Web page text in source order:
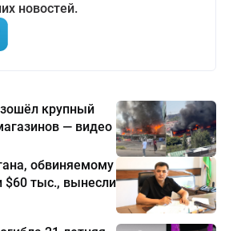
новостей.
крупный
— видео
обвиняемому
$60 тыс., вынесли